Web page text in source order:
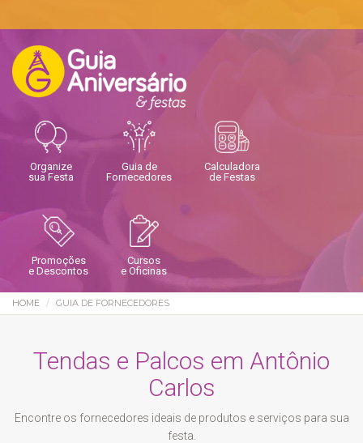
Organize
sua Festa
Guia de
Fornecedores
Calculadora
de Festas
Promoções
e Descontos
Cursos
e Oficinas
HOME GUIA DE FORNECEDORES
Tendas e Palcos em Antônio
Carlos
Encontre os fornecedores ideais de produtos e serviços para sua
festa.